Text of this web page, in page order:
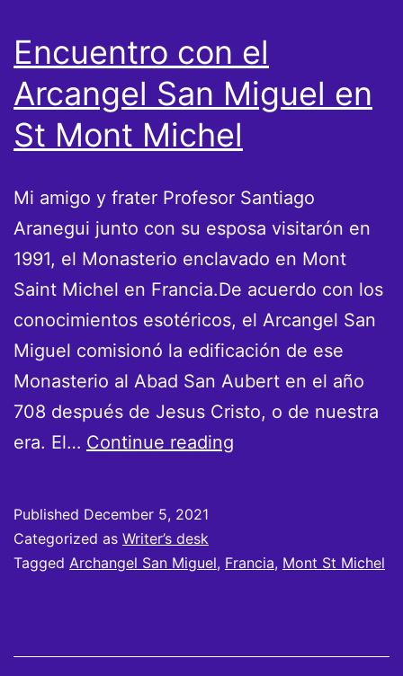
Encuentro con el
Arcangel San Miguel en
St Mont Michel
Mi amigo y frater Profesor Santiago
Aranegui junto con su esposa visitarón en
1991, el Monasterio enclavado en Mont
Saint Michel en Francia.De acuerdo con los
conocimientos esotéricos, el Arcangel San
Miguel comisionó la edificación de ese
Monasterio al Abad San Aubert en el año
708 después de Jesus Cristo, o de nuestra
era. El… Continue reading
San
St
Published December 5, 2021
Categorized as Writer’s desk
Tagged Archangel San Miguel, Francia, Mont St Michel